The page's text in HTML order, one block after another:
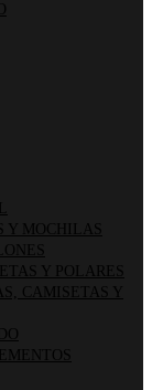
Y MOCHILAS
Y POLARES
CAMISETAS Y